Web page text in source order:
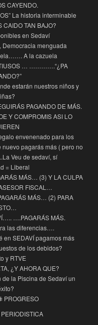
CAYENDO.
La historia interminable
CAIDO TAN BAJO?
en Sedaví
menguada
A la cazuela
… ………….“¿PA
estarán nuestros niños y
PAGANDO DE MÁS.
Y COMPROMIS ASI LO
envenenado para los
pagarás más ( pero no
Veu de sedaví, sí
= Liberal
MÁS… (3) Y LA CULPA
FISCAL…
MÁS… (2) PARA
….PAGARÁS MÁS.
las diferencias….
en SEDAVÍ pagamos más
de los debidos?
y RTVE
¿Y AHORA QUE?
la Piscina de Sedaví un
PROGRESO